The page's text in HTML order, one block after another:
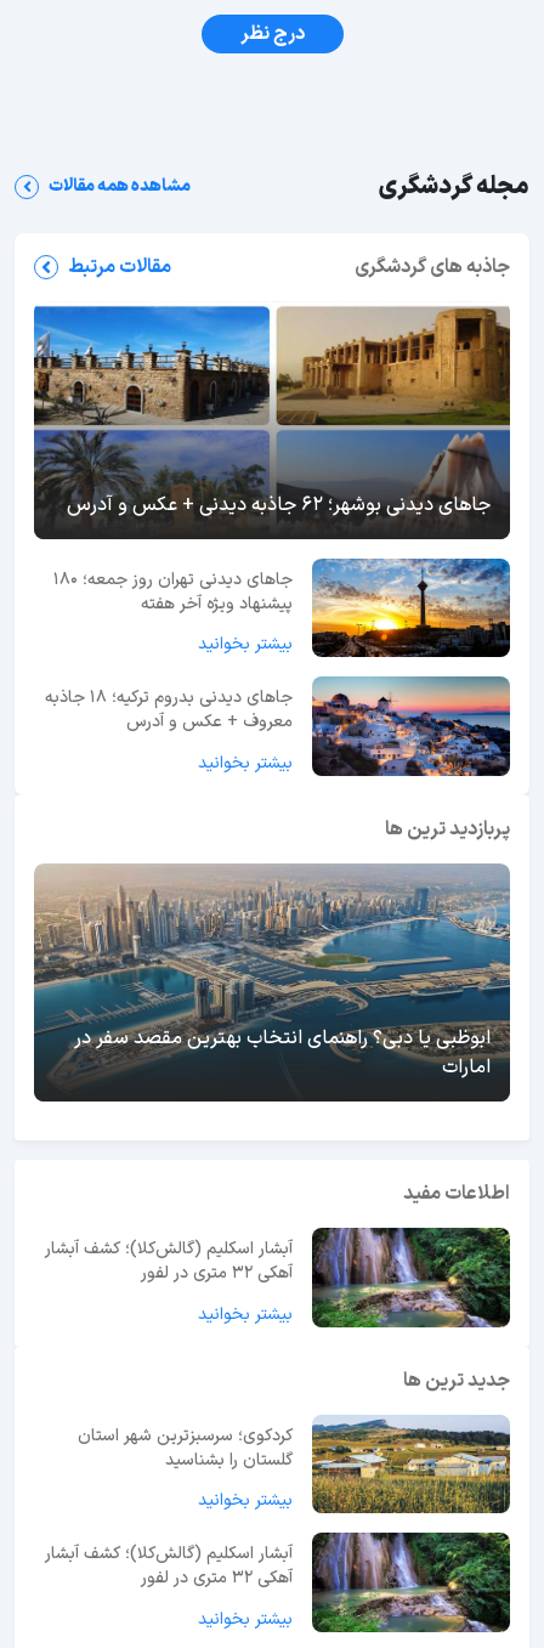
درج نظر
مجله گردشگری مشاهده همه مقالات
جاذبه های گردشگری مقالات مرتبط
جاهای دیدنی بوشهر؛ 62 جاذبه دیدنی + عکس و آدرس
جاهای دیدنی تهران روز جمعه؛ 180
پیشنهاد ویژه آخر هفته
بیشتر بخوانید
جاهای دیدنی بدروم ترکیه؛ 18 جاذبه
معروف + عکس و آدرس
بیشتر بخوانید
پربازدید ترین ها
ابوظبی یا دبی؟ راهنمای انتخاب بهترین مقصد سفر در
امارات
اطلاعات مفید
آبشار اسکلیم (گالش‌کلا)؛ کشف آبشار
آهکی ۳۲ متری در لفور
بیشتر بخوانید
جدید ترین ها
کردکوی؛ سرسبزترین شهر استان
گلستان را بشناسید
بیشتر بخوانید
آبشار اسکلیم (گالش‌کلا)؛ کشف آبشار
آهکی ۳۲ متری در لفور
بیشتر بخوانید